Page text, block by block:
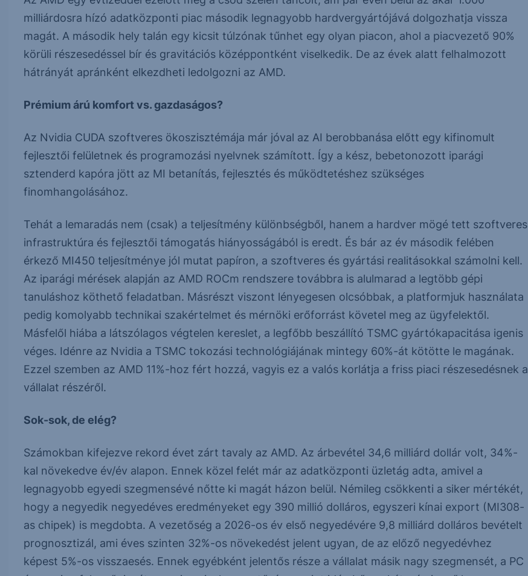
milliárdosra hízó adatközponti piac második legnagyobb hardvergyártójává dolgozhatja vissza
magát. A második hely talán egy kicsit túlzónak tűnhet egy olyan piacon, ahol a piacvezető 90%
körüli részesedéssel bír és gravitációs középpontként viselkedik. De az évek alatt felhalmozott
hátrányát apránként elkezdheti ledolgozni az AMD.
Prémium árú komfort vs. gazdaságos?
Az Nvidia CUDA szoftveres ökoszisztémája már jóval az AI berobbanása előtt egy kifinomult
fejlesztői felületnek és programozási nyelvnek számított. Így a kész, bebetonozott iparági
sztenderd kapóra jött az MI betanítás, fejlesztés és működtetéshez szükséges
finomhangolásához.
Tehát a lemaradás nem (csak) a teljesítmény különbségből, hanem a hardver mögé tett szoftveres
infrastruktúra és fejlesztői támogatás hiányosságából is eredt. És bár az év második felében
érkező MI450 teljesítménye jól mutat papíron, a szoftveres és gyártási realitásokkal számolni kell.
Az iparági mérések alapján az AMD ROCm rendszere továbbra is alulmarad a legtöbb gépi
tanuláshoz köthető feladatban. Másrészt viszont lényegesen olcsóbbak, a platformjuk használata
pedig komolyabb technikai szakértelmet és mérnöki erőforrást követel meg az ügyfelektől.
Másfelől hiába a látszólagos végtelen kereslet, a legfőbb beszállító TSMC gyártókapacitása igenis
véges. Idénre az Nvidia a TSMC tokozási technológiájának mintegy 60%-át kötötte le magának.
Ezzel szemben az AMD 11%-hoz fért hozzá, vagyis ez a valós korlátja a friss piaci részesedésnek a
vállalat részéről.
Sok-sok, de elég?
Számokban kifejezve rekord évet zárt tavaly az AMD. Az árbevétel 34,6 milliárd dollár volt, 34%-
kal növekedve év/év alapon. Ennek közel felét már az adatközponti üzletág adta, amivel a
legnagyobb egyedi szegmensévé nőtte ki magát házon belül. Némileg csökkenti a siker mértékét,
hogy a negyedik negyedéves eredményeket egy 390 millió dolláros, egyszeri kínai export (MI308-
as chipek) is megdobta. A vezetőség a 2026-os év első negyedévére 9,8 milliárd dolláros bevételt
prognosztizál, ami éves szinten 32%-os növekedést jelent ugyan, de az előző negyedévhez
képest 5%-os visszaesés. Ennek egyébként jelentős része a vállalat másik nagy szegmensét, a PC